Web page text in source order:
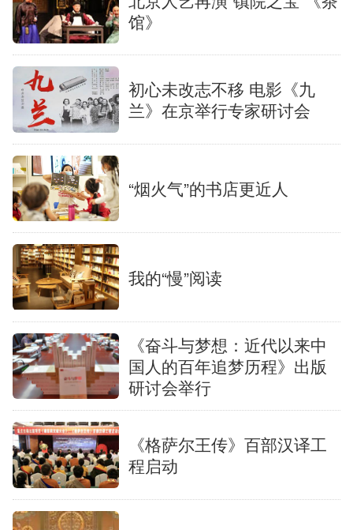
馆》
初心未改志不移 电影《九
兰》在京举行专家研讨会
“烟火气”的书店更近人
我的“慢”阅读
《奋斗与梦想：近代以来中
国人的百年追梦历程》出版
研讨会举行
《格萨尔王传》百部汉译工
程启动